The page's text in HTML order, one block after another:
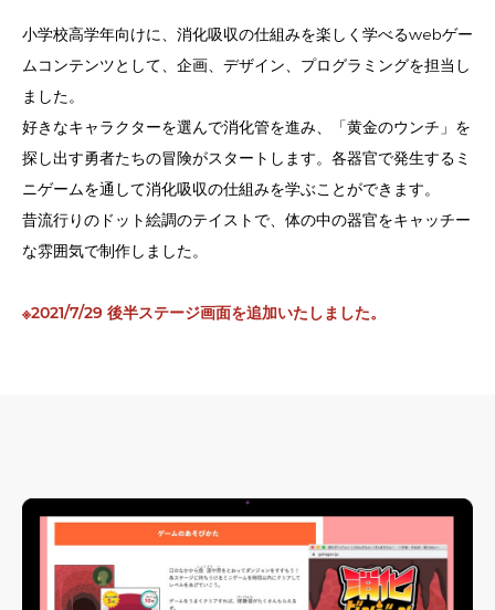
小学校高学年向けに、消化吸収の仕組みを楽しく学べるwebゲー
ムコンテンツとして、企画、デザイン、プログラミングを担当し
ました。
好きなキャラクターを選んで消化管を進み、「黄金のウンチ」を
探し出す勇者たちの冒険がスタートします。各器官で発生するミ
ニゲームを通して消化吸収の仕組みを学ぶことができます。
昔流行りのドット絵調のテイストで、体の中の器官をキャッチー
な雰囲気で制作しました。
※2021/7/29 後半ステージ画面を追加いたしました。